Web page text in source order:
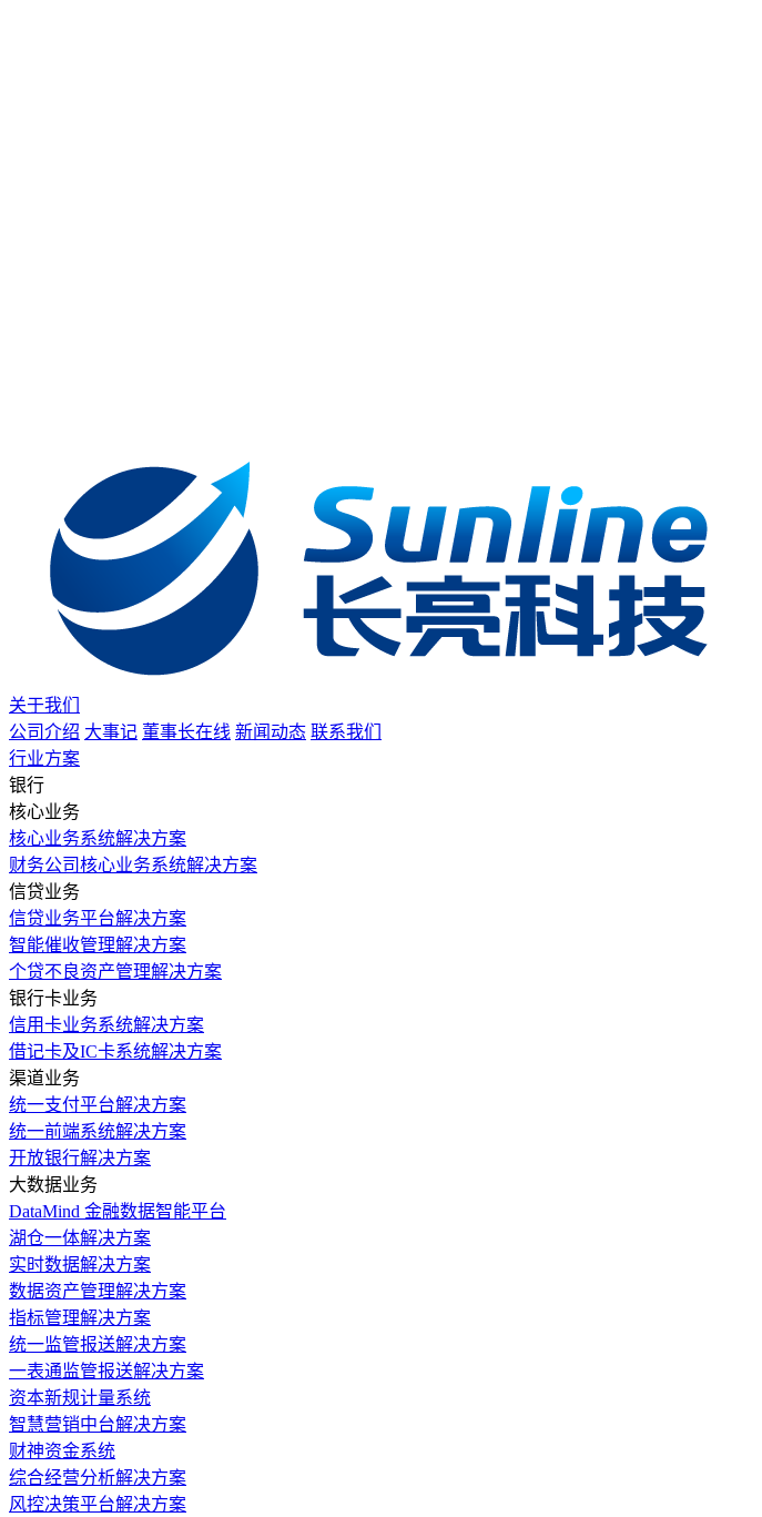
关于我们
公司介绍 大事记 董事长在线 新闻动态 联系我们
行业方案
银行
核心业务
核心业务系统解决方案
财务公司核心业务系统解决方案
信贷业务
信贷业务平台解决方案
智能催收管理解决方案
个贷不良资产管理解决方案
银行卡业务
信用卡业务系统解决方案
借记卡及IC卡系统解决方案
渠道业务
统一支付平台解决方案
统一前端系统解决方案
开放银行解决方案
大数据业务
DataMind 金融数据智能平台
湖仓一体解决方案
实时数据解决方案
数据资产管理解决方案
指标管理解决方案
统一监管报送解决方案
一表通监管报送解决方案
资本新规计量系统
智慧营销中台解决方案
财神资金系统
综合经营分析解决方案
风控决策平台解决方案